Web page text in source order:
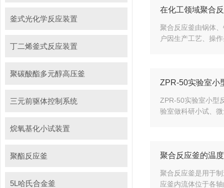
釜式光化学反应装置
丁二烯釜式反应装置
聚碳酸酯多元醇高压釜
三元前驱体控制系统
烷氧基化小试装置
聚酯反应釜
5L哈氏合金釜
在化工领域聚合
聚合反应釜由锅体
户因生产工艺、操
ZPR-50实验室小
ZPR-50实验室小型
验室做科研小试、
聚合反应釜的温
聚合反应釜是用于
应釜内流体位于各